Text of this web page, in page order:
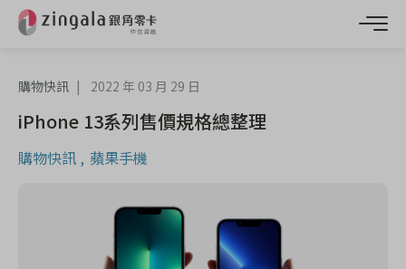
購物快訊 2022 年 03 月 29 日
iPhone 13系列售價規格總整理
購物快訊 蘋果手機